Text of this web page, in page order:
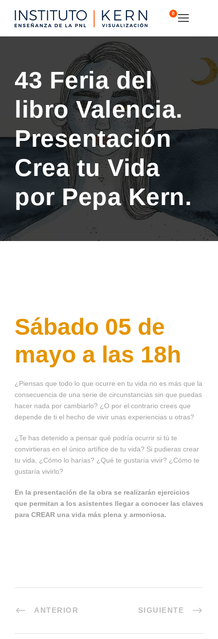
0
43 Feria del
libro Valencia.
Presentación
Crea tu Vida
por Pepa Kern.
Sábado 05 de
mayo a las 18h
¿Piensas que todo lo que ocurre en tu vida no es más que la
consecuencia de una serie de circunstancias sin que puedas
hacer nada por cambiarlo? ¿O por el contrario crees que
depende de ti el hecho de vivir unas experiencias u otras?
¿Te has detenido a pensar qué podría ocurrir si tú te
convirtieras en el único artífice de tu vida? Si pudieras crear
tu vida, ¿Cómo lo harías? ¿Qué te gustaría vivir? ¿Cómo te
gustaría vivirlo?
En la presentación de la obra se realizarán ejercicios
que permitan a los asistentes llegar a conocer las claves
para CREAR una vida más plena y armoniosa.
ANTERIOR SIGUIENTE